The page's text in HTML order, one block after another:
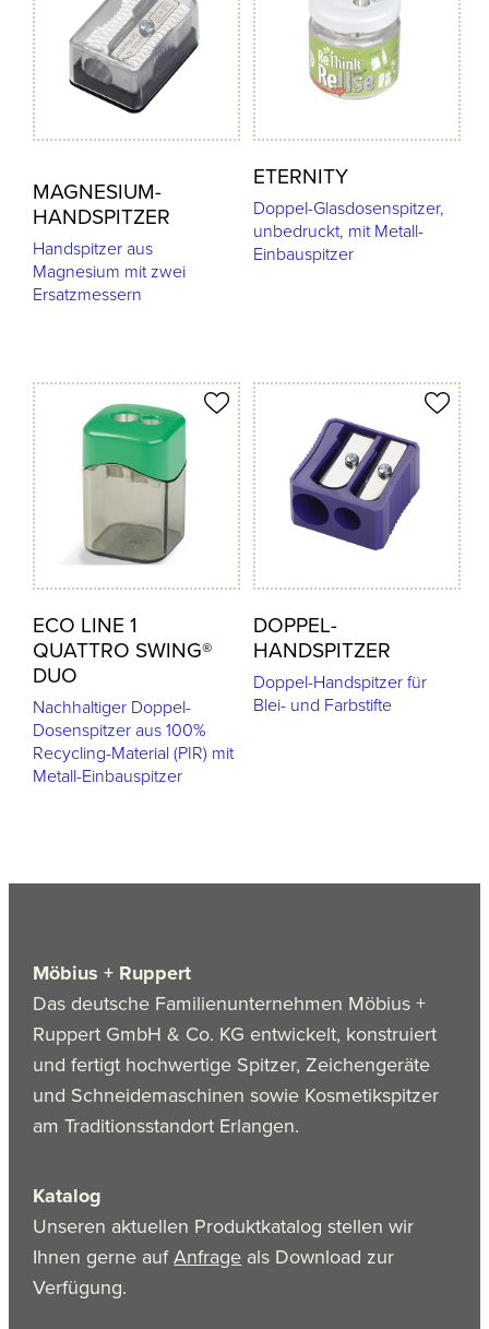
MAGNESIUM-
HANDSPITZER
Handspitzer aus
Magnesium mit zwei
Ersatzmessern
ETERNITY
Doppel-Glasdosenspitzer,
unbedruckt, mit Metall-
Einbauspitzer
ECO LINE 1
QUATTRO SWING®
DUO
Nachhaltiger Doppel-
Dosenspitzer aus 100%
Recycling-Material (PIR) mit
Metall-Einbauspitzer
merken
DOPPEL-
HANDSPITZER
Doppel-Handspitzer für
Blei- und Farbstifte
Produkt merken
Möbius + Ruppert
Das deutsche Familienunternehmen Möbius +
Ruppert GmbH & Co. KG entwickelt, konstruiert
und fertigt hochwertige Spitzer, Zeichengeräte
und Schneidemaschinen sowie Kosmetikspitzer
am Traditionsstandort Erlangen.
Katalog
Unseren aktuellen Produktkatalog stellen wir
Ihnen gerne aufAnfrage als Download zur
Verfügung.